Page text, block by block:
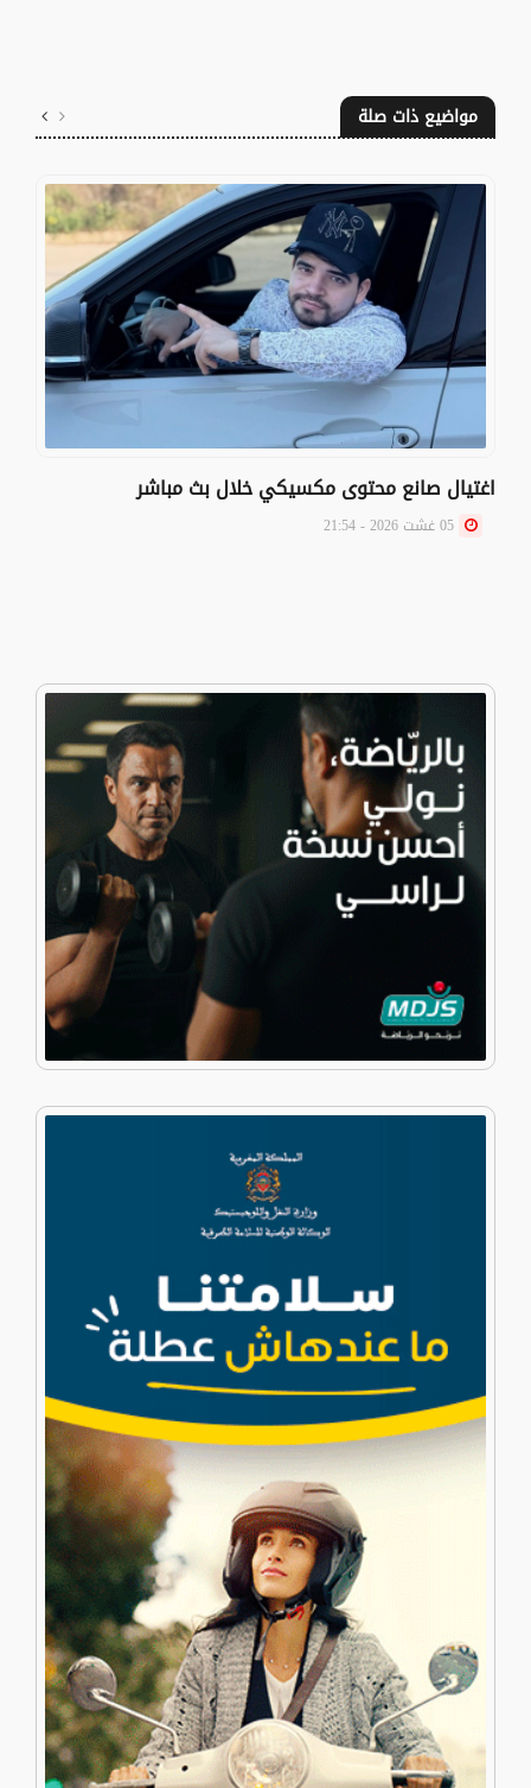
مواضيع ذات صلة
اغتيال صانع محتوى مكسيكي خلال بث مباشر